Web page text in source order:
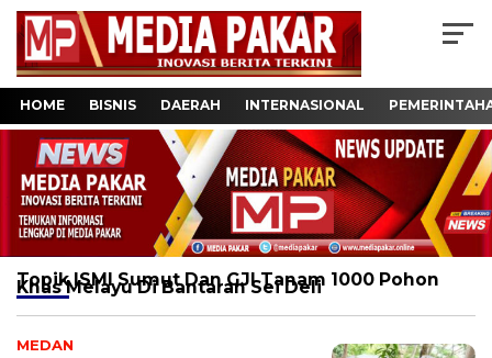
HOME BISNIS DAERAH INTERNASIONAL
Topik ISMI Sumut Dan GJI Tanam 1000 Pohon
Khas Melayu Di Bantaran Sei Deli
MEDAN